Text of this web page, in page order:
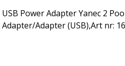
USB Power Adapter Yanec 2
Adapter/Adapter (USB),Art nr: